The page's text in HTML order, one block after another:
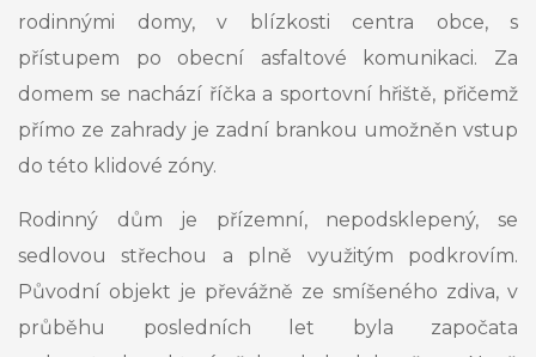
rodinnými domy, v blízkosti centra obce, s
přístupem po obecní asfaltové komunikaci. Za
domem se nachází říčka a sportovní hřiště, přičemž
přímo ze zahrady je zadní brankou umožněn vstup
do této klidové zóny.
Rodinný dům je přízemní, nepodsklepený, se
sedlovou střechou a plně využitým podkrovím.
Původní objekt je převážně ze smíšeného zdiva, v
průběhu posledních let byla započata